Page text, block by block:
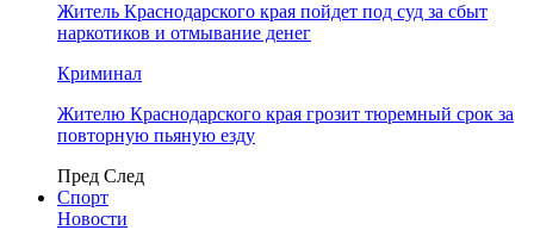
Житель Краснодарского края пойдет под суд за сбыт
наркотиков и отмывание денег
Криминал
Жителю Краснодарского края грозит тюремный срок за
повторную пьяную езду
Пред След
Спорт
Новости